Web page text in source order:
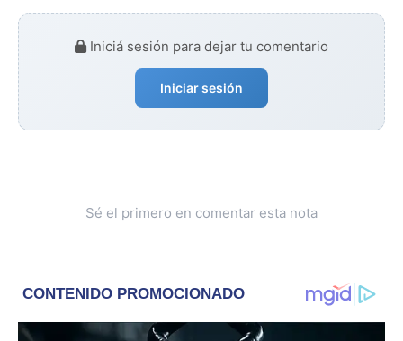
Iniciá sesión para dejar tu comentario
Iniciar sesión
Sé el primero en comentar esta nota